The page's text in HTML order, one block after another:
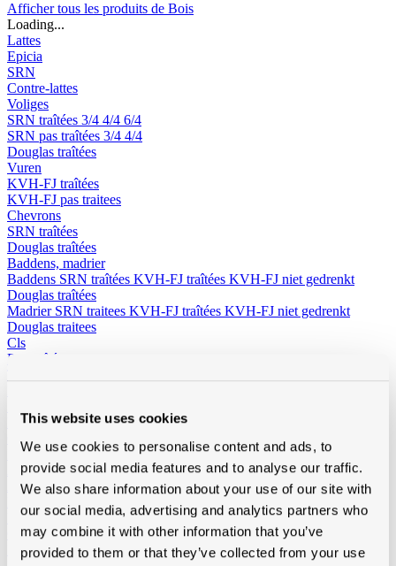
This website uses cookies
We use cookies to personalise content and ads, to
provide social media features and to analyse our traffic.
We also share information about your use of our site with
our social media, advertising and analytics partners who
may combine it with other information that you’ve
provided to them or that they’ve collected from your use
Afficher tous les produits de Bois
Loading...
Lattes
Epicia
SRN
Contre-lattes
Voliges
SRN traîtées 3/4 4/4 6/4
SRN pas traîtées 3/4 4/4
Douglas traîtées
Vuren
KVH-FJ traîtées
KVH-FJ pas traitees
Chevrons
SRN traîtées
Douglas traîtées
Baddens, madrier
Baddens SRN traîtées KVH-FJ traîtées KVH-FJ niet gedrenkt
Douglas traîtées
Madrier SRN traitees KVH-FJ traîtées KVH-FJ niet gedrenkt
Douglas traitees
Cls
Pas traîtées
Meranti
Ceder
Planchettes
Ayous PlanchettesAyous thermo tripleAyous thermo plat
Autre planchettes
Lattes aretier
Panneaux
OSB
Multiplex et Elliotis